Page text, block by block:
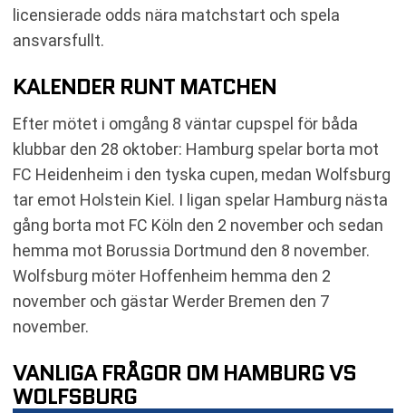
licensierade odds nära matchstart och spela
ansvarsfullt.
KALENDER RUNT MATCHEN
Efter mötet i omgång 8 väntar cupspel för båda
klubbar den 28 oktober: Hamburg spelar borta mot
FC Heidenheim i den tyska cupen, medan Wolfsburg
tar emot Holstein Kiel. I ligan spelar Hamburg nästa
gång borta mot FC Köln den 2 november och sedan
hemma mot Borussia Dortmund den 8 november.
Wolfsburg möter Hoffenheim hemma den 2
november och gästar Werder Bremen den 7
november.
VANLIGA FRÅGOR OM HAMBURG VS
WOLFSBURG